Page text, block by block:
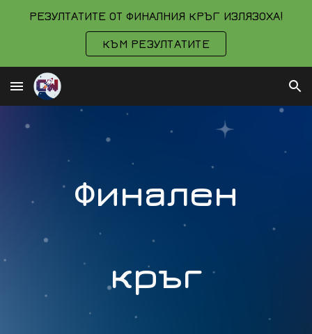
РЕЗУЛТАТИТЕ ОТ ФИНАЛНИЯ КРЪГ ИЗЛЯЗОХА!
КЪМ РЕЗУЛТАТИТЕ
Финален
кръг